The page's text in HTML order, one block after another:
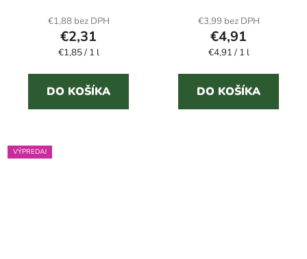
€1,88 bez DPH
€2,31
Jednotková
€1,85 / 1 l
DO KOŠÍKA
€3,99 bez DPH
€4,91
Jednotková
€4,91 / 1 l
DO KOŠÍKA
VÝPREDAJ